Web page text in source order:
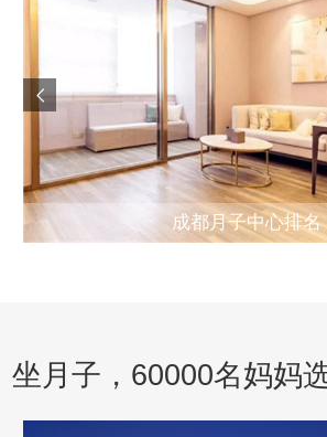
成都月子中心排名
坐月子，60000名妈妈